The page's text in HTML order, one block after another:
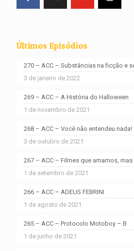
Últimos Episódios
270 – ACC – Substâncias na ficção e
3 de janeiro de 2022
269 – ACC – A História do Halloween
1 de novembro de 2021
268 – ACC – Você não entendeu nada!
3 de outubro de 2021
267 – ACC – Filmes que amamos,
1 de setembro de 2021
266 – ACC – ADEUS FEBRINI
1 de agosto de 2021
265 – ACC – Protocolo Motoboy – B
1 de junho de 2021